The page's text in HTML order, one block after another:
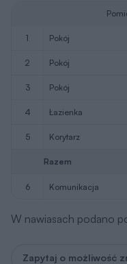
1 pokój
2 pokój
3 pokój
4 łazienka
5 korytarz
Razem
6 komunikacja
W nawiasach podano
Zapytaj o możliwość